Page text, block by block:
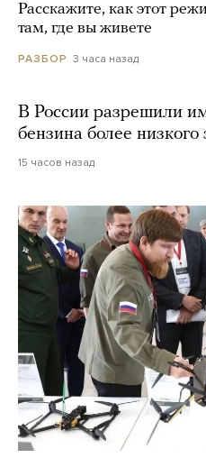
Расскажите, как этот
там, где вы живете
РАЗБОР 3 часа назад
В России разрешили
бензина более низкого
15 часов назад